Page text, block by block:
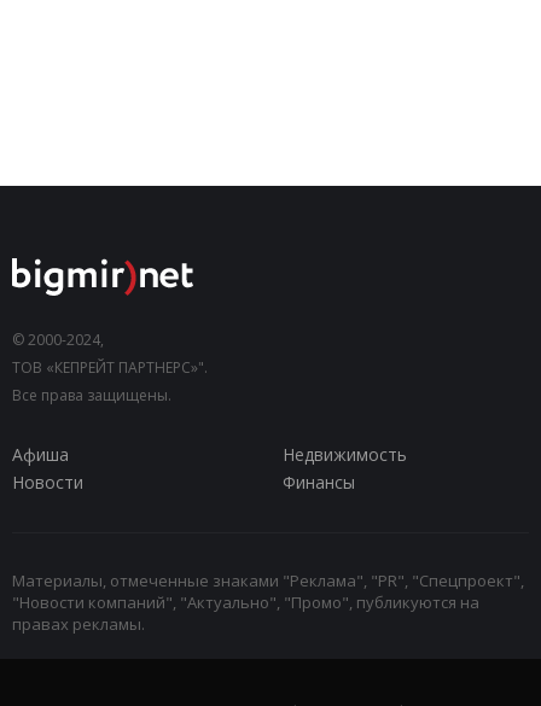
© 2000-2024,
ТОВ «КЕПРЕЙТ ПАРТНЕРС»".
Все права защищены.
Афиша
Недвижимость
Новости
Финансы
Материалы, отмеченные знаками "Реклама", "PR", "Спецпроект",
"Новости компаний", "Актуально", "Промо", публикуются на
правах рекламы.